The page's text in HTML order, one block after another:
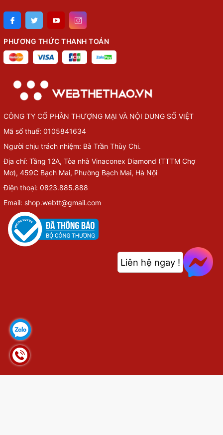
PHƯƠNG THỨC THANH TOÁN
CÔNG TY CỔ PHẦN THƯỢNG MẠI VÀ NỘI DUNG SỐ VIỆT
Mã số thuế: 0105841634
Người chịu trách nhiệm: Bà Trần Thùy Chi.
Địa chỉ: Tầng 12A, Tòa nhà Vinaconex Diamond (TTTM Chợ
Mơ), 459C Bạch Mai, Phường Bạch Mai, Hà Nội
Điện thoại: 0823.885.888
Email: shop.webtt@gmail.com
Liên hệ ngay !